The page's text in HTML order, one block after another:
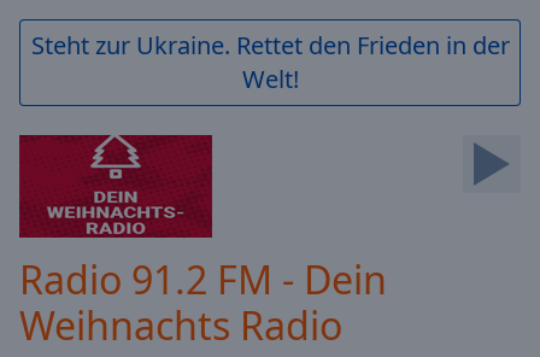
Video
Play
Backward
Forward
Current
Time0:00
Duration -:-
0.00%
Steht zur Ukraine. Rettet den Frieden in der
Welt!
Radio 91.2 FM - Dein
Weihnachts Radio